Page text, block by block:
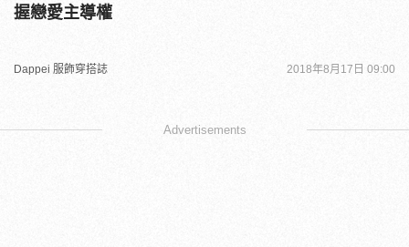
握戀愛主導權
Dappei 服飾穿搭誌 2018年8月17日 09:00
Advertisements